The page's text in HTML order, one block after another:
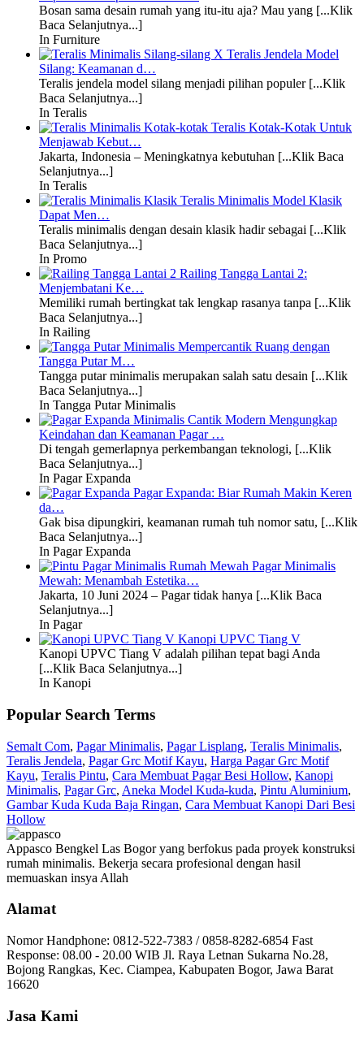
Bosan sama desain rumah yang itu-itu aja? Mau yang [...Klik
Baca Selanjutnya...]
In Furniture
Teralis Jendela Model
Silang: Keamanan d…
Teralis jendela model silang menjadi pilihan populer [...Klik
Baca Selanjutnya...]
In Teralis
Teralis Kotak-Kotak Untuk
Menjawab Kebut…
Jakarta, Indonesia – Meningkatnya kebutuhan [...Klik Baca
Selanjutnya...]
In Teralis
Teralis Minimalis Model Klasik
Dapat Men…
Teralis minimalis dengan desain klasik hadir sebagai [...Klik
Baca Selanjutnya...]
In Promo
Railing Tangga Lantai 2:
Menjembatani Ke…
Memiliki rumah bertingkat tak lengkap rasanya tanpa [...Klik
Baca Selanjutnya...]
In Railing
Mempercantik Ruang dengan
Tangga Putar M…
Tangga putar minimalis merupakan salah satu desain [...Klik
Baca Selanjutnya...]
In Tangga Putar Minimalis
Mengungkap
Keindahan dan Keamanan Pagar …
Di tengah gemerlapnya perkembangan teknologi, [...Klik
Baca Selanjutnya...]
In Pagar Expanda
Pagar Expanda: Biar Rumah Makin Keren
da…
Gak bisa dipungkiri, keamanan rumah tuh nomor satu, [...Klik
Baca Selanjutnya...]
In Pagar Expanda
Pagar Minimalis
Mewah: Menambah Estetika…
Jakarta, 10 Juni 2024 – Pagar tidak hanya [...Klik Baca
Selanjutnya...]
In Pagar
Kanopi UPVC Tiang V
Kanopi UPVC Tiang V adalah pilihan tepat bagi Anda
[...Klik Baca Selanjutnya...]
In Kanopi
Popular Search Terms
Semalt Com, Pagar Minimalis, Pagar Lisplang, Teralis Minimalis,
Teralis Jendela, Pagar Grc Motif Kayu, Harga Pagar Grc Motif
Kayu, Teralis Pintu, Cara Membuat Pagar Besi Hollow, Kanopi
Minimalis, Pagar Grc, Aneka Model Kuda-kuda, Pintu Aluminium,
Gambar Kuda Kuda Baja Ringan, Cara Membuat Kanopi Dari Besi
Hollow
Appasco Bengkel Las Bogor yang berfokus pada proyek konstruksi
rumah minimalis. Bekerja secara profesional dengan hasil
memuaskan insya Allah
Alamat
Nomor Handphone: 0812-522-7383 / 0858-8282-6854 Fast
Response: 08.00 - 20.00 WIB Jl. Raya Letnan Sukarna No.28,
Bojong Rangkas, Kec. Ciampea, Kabupaten Bogor, Jawa Barat
16620
Jasa Kami